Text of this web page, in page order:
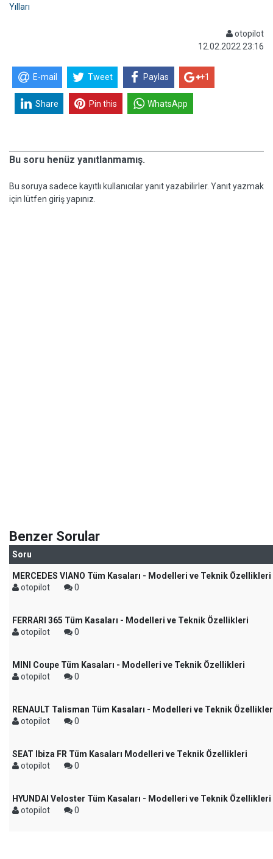
Yılları
otopilot
12.02.2022 23:16
E-mail Tweet Paylas +1
Share Pin this WhatsApp
Bu soru henüz yanıtlanmamış.
Bu soruya sadece kayıtlı kullanıcılar yanıt yazabilirler. Yanıt yazmak
için lütfen giriş yapınız.
Benzer Sorular
Soru
MERCEDES VIANO Tüm Kasaları - Modelleri ve Teknik Özellikleri
otopilot
0
FERRARI 365 Tüm Kasaları - Modelleri ve Teknik Özellikleri
otopilot
0
MINI Coupe Tüm Kasaları - Modelleri ve Teknik Özellikleri
otopilot
0
RENAULT Talisman Tüm Kasaları - Modelleri ve Teknik
otopilot
0
SEAT Ibiza FR Tüm Kasaları Modelleri ve Teknik Özellikleri
otopilot
0
HYUNDAI Veloster Tüm Kasaları - Modelleri ve Teknik Özellikleri
otopilot
0